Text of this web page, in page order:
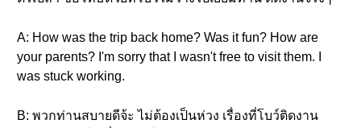
A: How was the trip back home? Was it fun? How are
your parents? I'm sorry that I wasn't free to visit them. I
was stuck working.
B: พวกท่านสบายดีจ้ะ ไม่ต้องเป็นห่วง เรื่องที่โบว์ติดงาน